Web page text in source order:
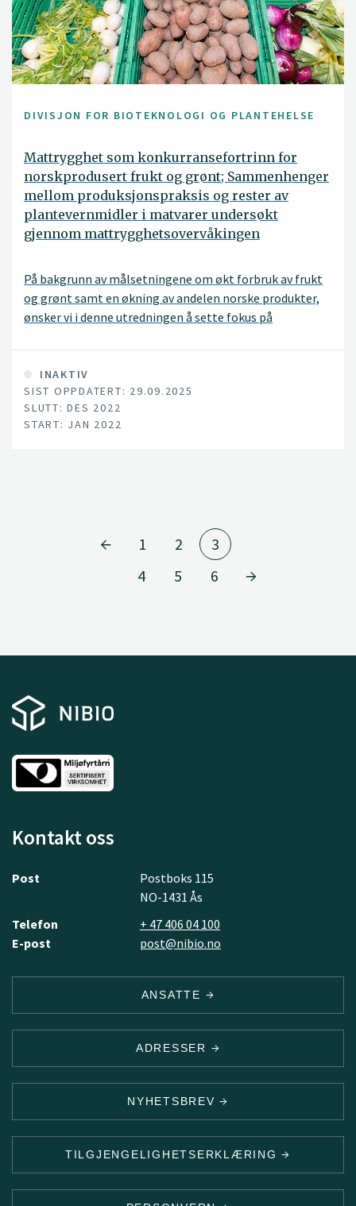
DIVISJON FOR BIOTEKNOLOGI OG PLANTEHELSE
Mattrygghet som konkurransefortrinn for
norskprodusert frukt og grønt; Sammenhenger
mellom produksjonspraksis og rester av
plantevernmidler i matvarer undersøkt
gjennom mattrygghetsovervåkingen
På bakgrunn av målsetningene om økt forbruk av frukt
og grønt samt en økning av andelen norske produkter,
ønsker vi i denne utredningen å sette fokus på
forhold til ulike produksjonsmåter for å bidra til å sikre
en trygg økning i konsumet.
INAKTIV
SIST OPPDATERT: 29.09.2025
SLUTT: DES 2022
START: JAN 2022
1 2
3
4
5 6
Kontakt oss
Post
Postboks 115
NO-1431 Ås
Telefon
+ 47 406 04 100
E-post
post@nibio.no
ANSATTE
ADRESSER
NYHETSBREV
TILGJENGELIGHETSERKLÆRING